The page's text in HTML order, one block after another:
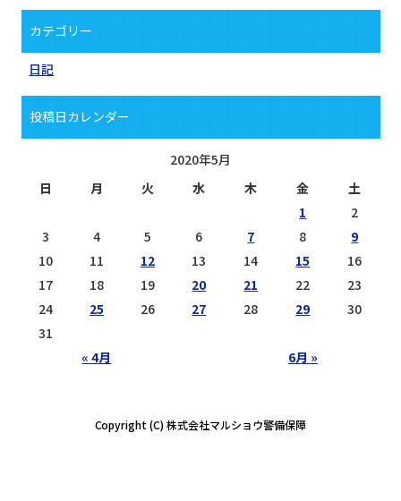
カテゴリー
日記
投稿日カレンダー
2020年5月
日
月 火 水 木 金 土
« 4月 6月 »
1
2
3
4 5 6 7 8
9
10
11 12 13 14 15
16
17
18 19 20 21 22
23
24
25 26 27 28 29
30
31
Copyright (C) 株式会社マルショウ警備保障